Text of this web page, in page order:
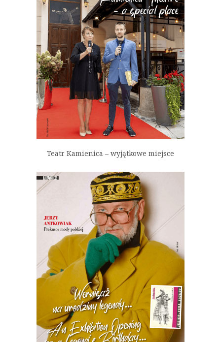
Teatr Kamienica – wyjątkowe miejsce